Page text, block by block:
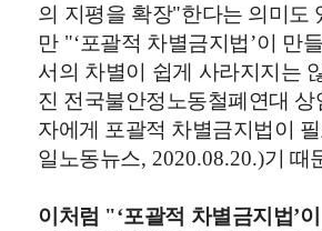
의 지평을 확장"한다는 의미도
만"‘포괄적 차별금지법’이 만
서의 차별이 쉽게 사라지지는
진 전국불안정노동철폐연대 상
자에게 포괄적 차별금지법이
일노동뉴스, 2020.08.20.)기 때
이처럼 "‘포괄적 차별금지법’이